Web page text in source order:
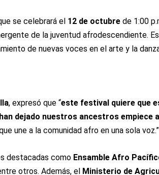
se celebrará el 12 de octubre de 1:00
de la juventud afrodescendiente.
de nuevas voces en el arte y la
, expresó que “este festival quiere que
dejado nuestros ancestros empiece a
une a la comunidad afro en una sola voz.”
destacadas como Ensamble Afro
otros. Además, el Ministerio de